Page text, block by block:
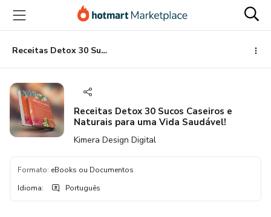
para
conteúdo
principal
para
pagamento
para
rodapé
Receitas Detox 30 Sucos Caseiros e Naturais para uma Vida Saudável!
Receitas Detox 30 Sucos Caseiros e
Naturais para uma Vida Saudável!
Kimera Design Digital
Formato: eBooks ou Documentos
Idioma: Português